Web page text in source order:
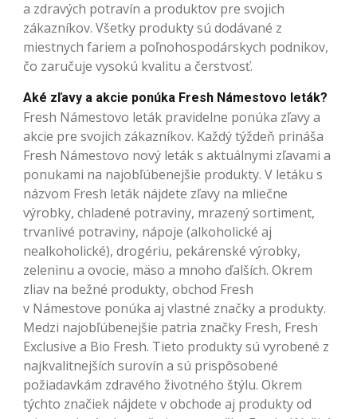
a zdravých potravín a produktov pre svojich
zákazníkov. Všetky produkty sú dodávané z
miestnych fariem a poľnohospodárskych podnikov,
čo zaručuje vysokú kvalitu a čerstvosť.
Aké zľavy a akcie ponúka Fresh Námestovo leták?
Fresh Námestovo leták pravidelne ponúka zľavy a
akcie pre svojich zákazníkov. Každý týždeň prináša
Fresh Námestovo nový leták s aktuálnymi zľavami a
ponukami na najobľúbenejšie produkty. V letáku s
názvom Fresh leták nájdete zľavy na mliečne
výrobky, chladené potraviny, mrazený sortiment,
trvanlivé potraviny, nápoje (alkoholické aj
nealkoholické), drogériu, pekárenské výrobky,
zeleninu a ovocie, mäso a mnoho ďalších. Okrem
zliav na bežné produkty, obchod Fresh
v Námestove ponúka aj vlastné značky a produkty.
Medzi najobľúbenejšie patria značky Fresh, Fresh
Exclusive a Bio Fresh. Tieto produkty sú vyrobené z
najkvalitnejších surovín a sú prispôsobené
požiadavkám zdravého životného štýlu. Okrem
týchto značiek nájdete v obchode aj produkty od